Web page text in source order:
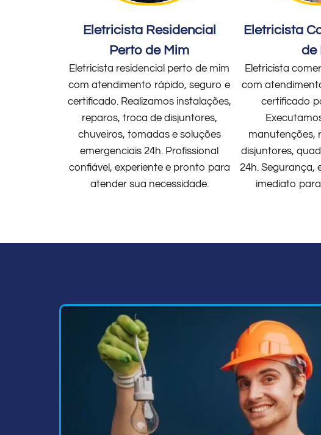
Eletricista Residencial
Perto de Mim
Eletricista residencial perto de mim
com atendimento rápido, seguro e
certificado. Realizamos instalações,
reparos, troca de disjuntores,
chuveiros, tomadas e soluções
emergenciais 24h. Profissional
confiável, experiente e pronto para
atender sua necessidade.
Eletricista
de
Eletricista
com
certificado
manutenções,
disjuntores,
24h. Segurança,
imediato